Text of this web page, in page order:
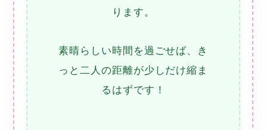
ります。
素晴らしい時間を過ごせば、き
っと二人の距離が少しだけ縮ま
るはずです！